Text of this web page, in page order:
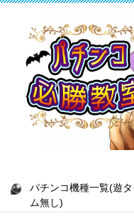
パチンコ機種一覧(遊タ
ム無し)